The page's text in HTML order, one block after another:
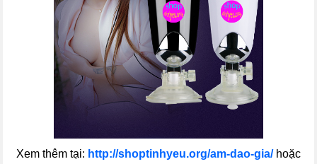
Xem thêm tại: http://shoptinhyeu.org/am-dao-gia/hoặc